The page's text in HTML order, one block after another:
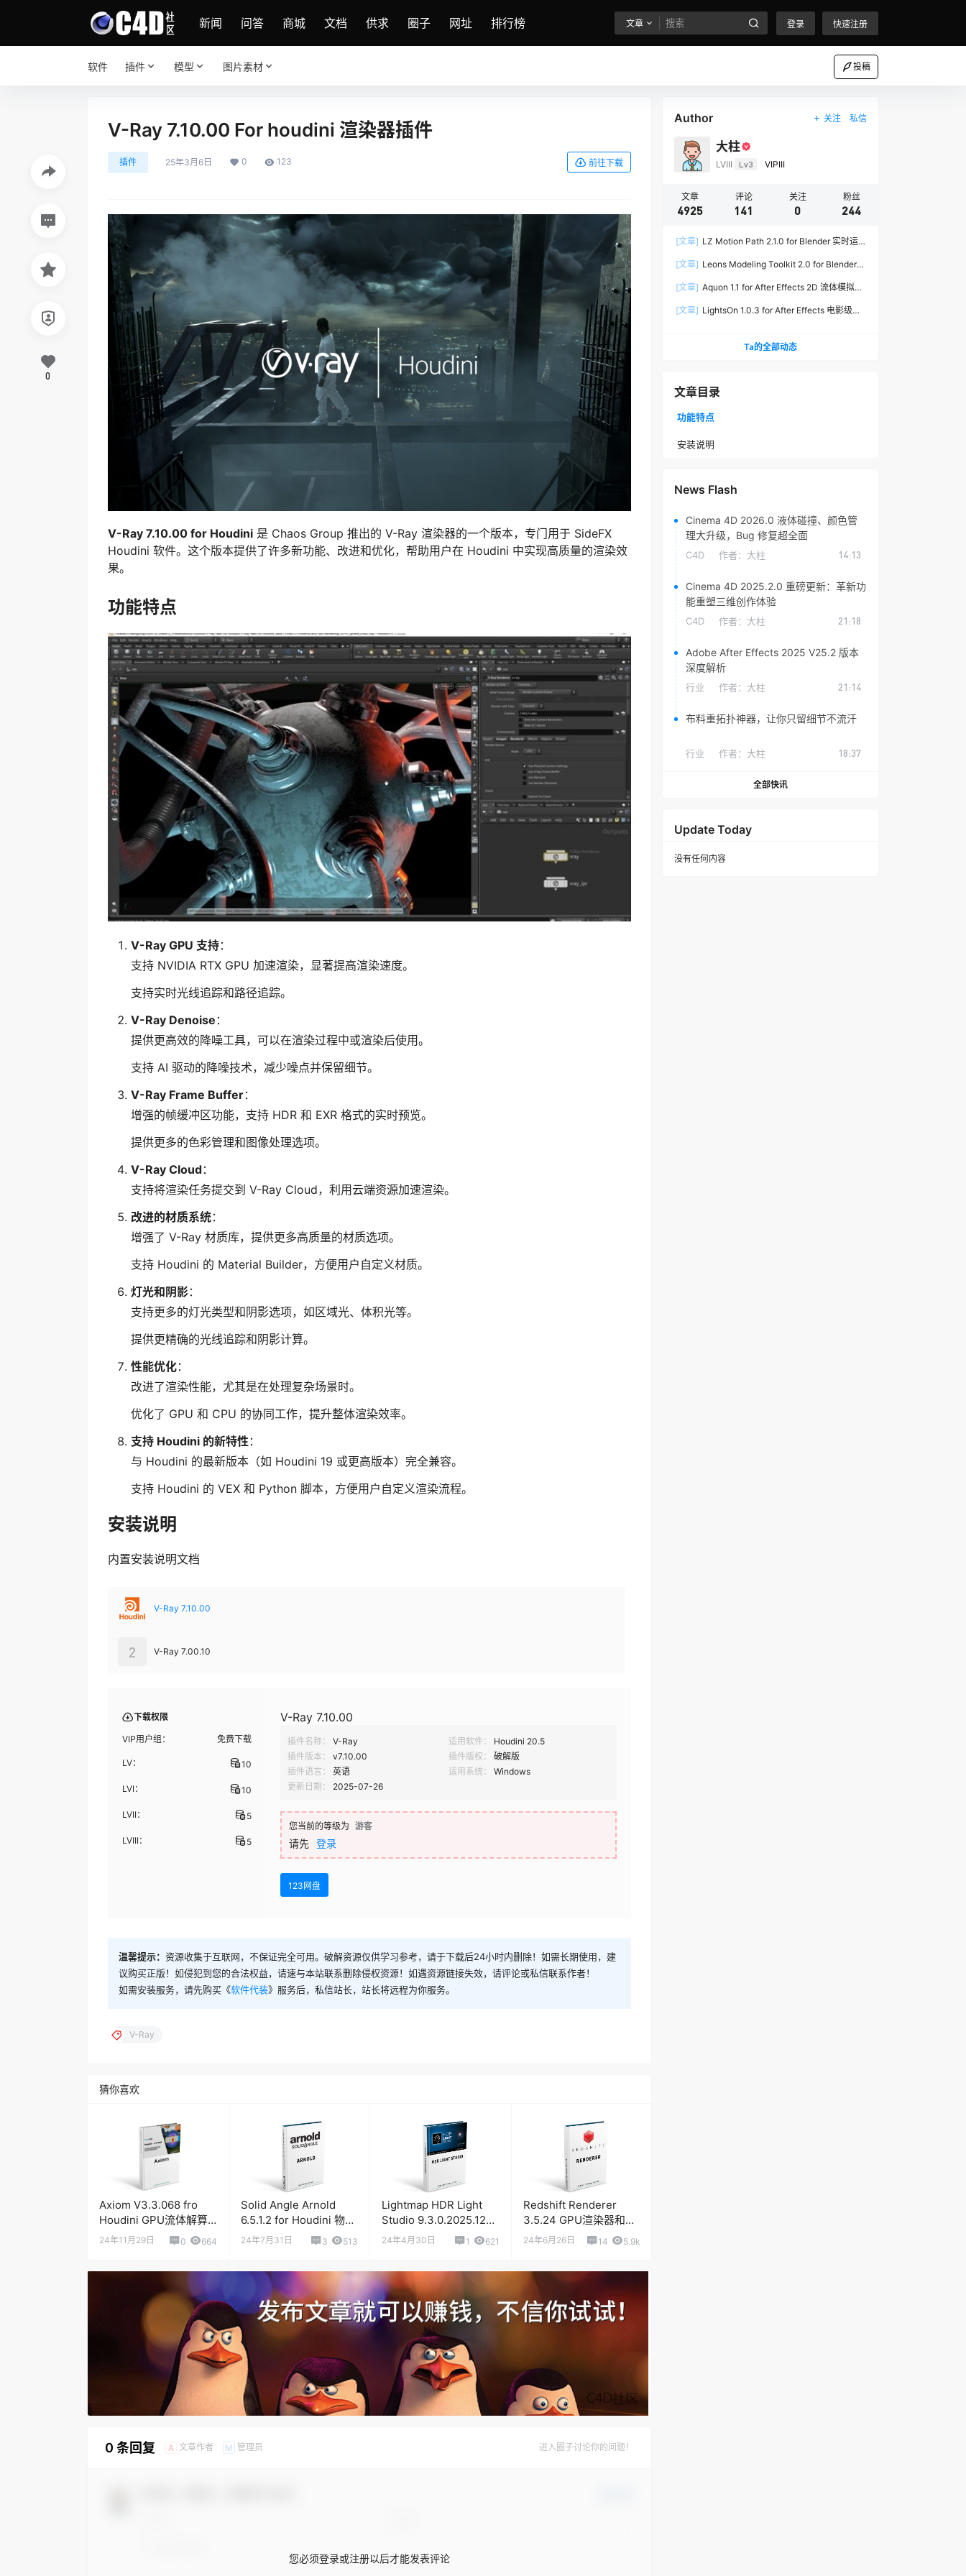
新闻 问答 商城 文档 供求 圈子 网址 排行榜 文章 登录 快速注册
软件 插件 模型 图片素材 投稿
V-Ray 7.10.00 For houdini 渲染器插件
插件 25年3月6日 0 123 前往下载
V-Ray 7.10.00 for Houdini 是 Chaos Group 推出的 V-Ray 渲染器的一个版本，专门用于 SideFX
Houdini 软件。这个版本提供了许多新功能、改进和优化，帮助用户在 Houdini 中实现高质量的渲染效
果。
功能特点
V-Ray GPU 支持：
支持 NVIDIA RTX GPU 加速渲染，显著提高渲染速度。
支持实时光线追踪和路径追踪。
V-Ray Denoise ：
提供更高效的降噪工具，可以在渲染过程中或渲染后使用。
支持 AI 驱动的降噪技术，减少噪点并保留细节。
V-Ray Frame Buffer：
增强的帧缓冲区功能，支持 HDR 和 EXR 格式的实时预览。
提供更多的色彩管理和图像处理选项。
V-Ray Cloud：
支持将渲染任务提交到 V-Ray Cloud，利用云端资源加速渲染。
改进的材质系统：
增强了 V-Ray 材质库，提供更多高质量的材质选项。
支持 Houdini 的 Material Builder，方便用户自定义材质。
灯光和阴影：
支持更多的灯光类型和阴影选项，如区域光、体积光等。
提供更精确的光线追踪和阴影计算。
性能优化：
改进了渲染性能，尤其是在处理复杂场景时。
优化了 GPU 和 CPU 的协同工作，提升整体渲染效率。
支持 Houdini 的新特性：
与 Houdini 的最新版本（如 Houdini 19 或更高版本）完全兼容。
支持 Houdini 的 VEX 和 Python 脚本，方便用户自定义渲染流程。
安装说明
内置安装说明文档
V-Ray 7.10.00
V-Ray 7.00.10
2
下载权限
VIP用户组： 免费下载
LV： 10
LVI： 10
LVII： 5
LVIII： 5
V-Ray 7.10.00
插件名称： V-Ray 适用软件：
Houdini 20.5
插件版本：
v7.10.00 插件版权：
破解版
插件语言：
英语 适用系统：
Windows
更新日期：
2025-07-26
您当前的等级为 游客
请先 登录
123网盘
温馨提示： 资源收集于互联网，不保证完全可用。破解资源仅供学习参考，请于下载后24小时内删除！如需长期使用，建
议购买正版！如侵犯到您的合法权益，请速与本站联系删除侵权资源！如遇资源链接失效，请评论或私信联系作者！
如需安装服务，请先购买《软件代装》服务后，私信站长，站长将远程为你服务。
0
V-Ray
猜你喜欢
Axiom V3.3.068 fro
Houdini GPU流体解算
器插件
24年11月29日 0 664
Solid Angle Arnold
6.5.1.2 for Houdini 物理
渲染引擎
24年7月31日 3 513
Lightmap HDR Light
Studio 9.3.0.2025.1221
HDR灯光模拟软件
24年4月30日 1 621
Redshift Renderer
3.5.24 GPU渲染器和谐
版
24年6月26日 14 5.9k
0 条回复 A 文章作者 M 管理员 进入圈子讨论你的问题！
您必须登录或注册以后才能发表评论
Author 关注 私信
大柱
LVIII Lv3 VIPIII
文章
4925
评论
141
关注
0
粉丝
244
[文章] LZ Motion Path 2.1.0 for Blender 实时运
[文章] Leons Modeling Toolkit 2.0 for Blender
[文章] Aquon 1.1 for After Effects 2D 流体模拟插
[文章] LightsOn 1.0.3 for After Effects 电影级镜
Ta的全部动态
文章目录
功能特点
安装说明
News Flash
Cinema 4D 2026.0 液体碰撞、颜色管
理大升级，Bug 修复超全面
C4D 作者： 大柱 14:13
Cinema 4D 2025.2.0 重磅更新：革新功
能重塑三维创作体验
C4D 作者： 大柱 21:18
Adobe After Effects 2025 V25.2 版本
深度解析
行业 作者： 大柱 21:14
布料重拓扑神器，让你只留细节不流汗
行业 作者： 大柱 18:37
全部快讯
Update Today
没有任何内容